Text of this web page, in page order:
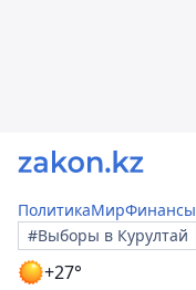
ПолитикаМирФинансы
#Выборы в Курултай
+27°